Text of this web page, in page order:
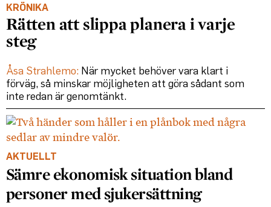
KRÖNIKA
Rätten att slippa planera i varje
steg
Åsa Strahlemo: När mycket behöver vara klart i
förväg, så minskar möjligheten att göra sådant som
inte redan är genomtänkt.
AKTUELLT
Sämre ekonomisk situation bland
personer med sjukersättning